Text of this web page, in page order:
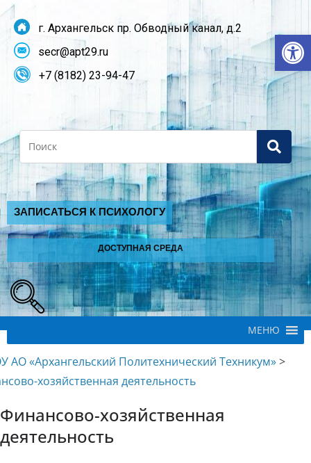
г. Архангельск пр. Обводный канал, д.2
secr@apt29.ru
+7 (8182) 23-94-47
Search
ЗАПИСАТЬСЯ К ПСИХОЛОГУ
ДОСТУПНАЯ СРЕДА
МЕНЮ
АО «Архангельский Политехнический Техникум»>
хозяйственная деятельность
Финансово-хозяйственная
деятельность